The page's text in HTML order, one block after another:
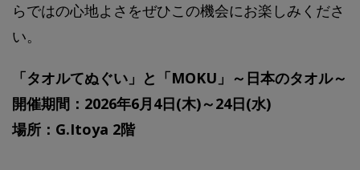
らではの心地よさをぜひこの機会にお楽しみくださ
い。
「タオルてぬぐい」と「MOKU」～日本のタオル～
開催期間：2026年6月4日(木)～24日(水)
場所：G.Itoya 2階